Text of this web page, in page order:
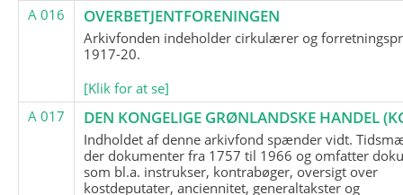
A 016 OVERBETJENTFORENINGEN
Arkivfonden indeholder cirkulærer og
1917-20.
[Klik for at se]
A 017
DEN KONGELIGE GRØNLANDSKE HANDEL
Indholdet af denne arkivfond spænder vidt.
der dokumenter fra 1757 til 1966 og omfatter
som bl.a. instrukser, kontrabøger, oversigt over
kostdeputater, anciennitet, generaltakster og